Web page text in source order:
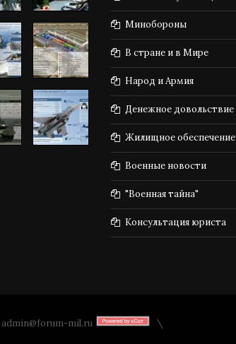
Минобороны
В стране и в Мире
Народ и Армия
Денежное довольствие
Жилищное обеспечение
Военные новости
"Военная тайна"
Консультация юриста
admin@forum-mil.ru